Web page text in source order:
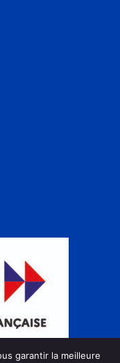
garantir la meilleure